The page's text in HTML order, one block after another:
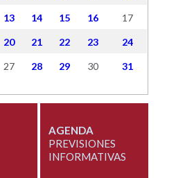
13 14 15 16 17
20 21 22 23 24
27 28 29 30 31
AGENDA
PREVISIONES
INFORMATIVAS